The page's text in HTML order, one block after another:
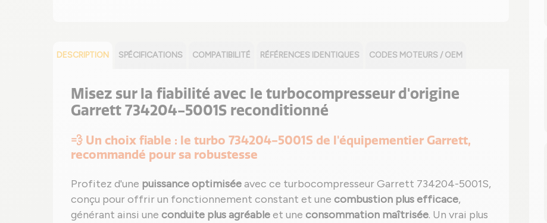
DESCRIPTION SPÉCIFICATIONS COMPATIBILITÉ RÉFÉRENCES IDENTIQUES CODES MOTEURS / OEM
Misez sur la fiabilité avec le turbocompresseur d'origine
Garrett 734204-5001S reconditionné
💨 Un choix fiable : le turbo 734204-5001S de l'équipementier Garrett,
recommandé pour sa robustesse
Profitez d'une puissance optimiséeavec ce turbocompresseur Garrett 734204-5001S,
conçu pour offrir un fonctionnement constant et une combustion plus efficace,
générant ainsi une conduite plus agréableet une consommation maîtrisée. Un vrai plus